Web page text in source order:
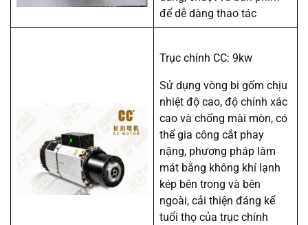
để dễ dàng thao tác
Trục chính CC: 9kw
Sử dụng vòng bi gốm chịu
nhiệt độ cao, độ chính xác
cao và chống mài mòn, có
thể gia công cắt phay
nặng, phương pháp làm
mát bằng không khí lạnh
kép bên trong và bên
ngoài, cải thiện đáng kể
tuổi thọ của trục chính